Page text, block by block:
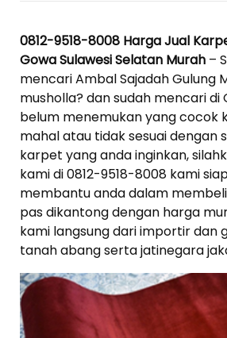
0812-9518-8008 Harga Jual
Gowa Sulawesi Selatan Murah –
mencari Ambal Sajadah Gulung
musholla? dan sudah mencari di
belum menemukan yang cocok
mahal atau tidak sesuai dengan
karpet yang anda inginkan,
kami di 0812-9518-8008 kami
membantu anda dalam
pas dikantong dengan harga
kami langsung dari importir dan
tanah abang serta jatinegara